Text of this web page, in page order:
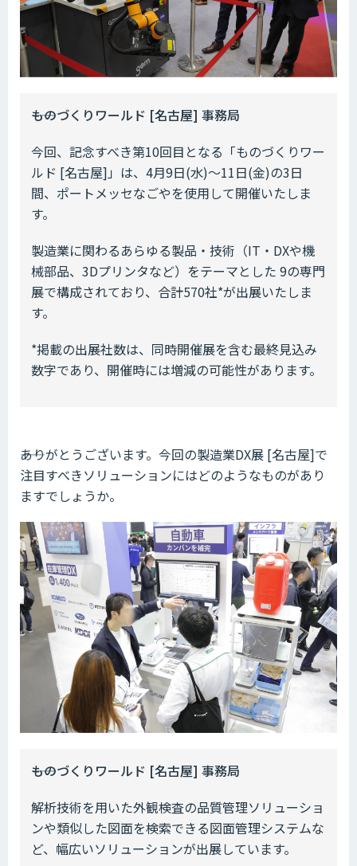
――ものづくりワールド [名古屋] 事務局
今回、記念すべき第10回目となる「ものづくりワー
ルド [名古屋]」は、4月9日(水)～11日(金)の3日
間、ポートメッセなごやを使用して開催いたしま
す。
製造業に関わるあらゆる製品・技術（IT・DXや機
械部品、3Dプリンタなど）をテーマとした 9の専門
展で構成されており、合計570社*が出展いたしま
す。
*掲載の出展社数は、同時開催展を含む最終見込み
数字であり、開催時には増減の可能性があります。
――ありがとうございます。今回の製造業DX展 [名古屋]で
注目すべきソリューションにはどのようなものがあり
ますでしょうか。
――ものづくりワールド [名古屋] 事務局
解析技術を用いた外観検査の品質管理ソリューショ
ンや類似した図面を検索できる図面管理システムな
ど、幅広いソリューションが出展しています。